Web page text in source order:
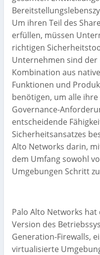
Um ihren Teil des
erfüllen, müssen
richtigen
Unternehmen sind der
Kombination aus
Funktionen und
benötigen, um alle
Governance-
entscheidende
Sicherheitsansatzes
Alto Networks darin,
dem Umfang sowohl
Umgebungen Schritt
Palo Alto Networks
Version des
Generation-Firewalls,
virtualisierte